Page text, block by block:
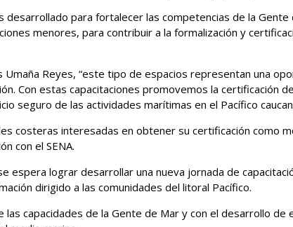
para fortalecer las competencias de la Gente
menores, para contribuir a la formalización y
Reyes, “este tipo de espacios representan una
Con estas capacitaciones promovemos la certificación
seguro de las actividades marítimas en el Pacífico
costeras interesadas en obtener su certificación como
con el SENA.
lograr desarrollar una nueva jornada de
dirigido a las comunidades del litoral Pacífico.
capacidades de la Gente de Mar y con el desarrollo de